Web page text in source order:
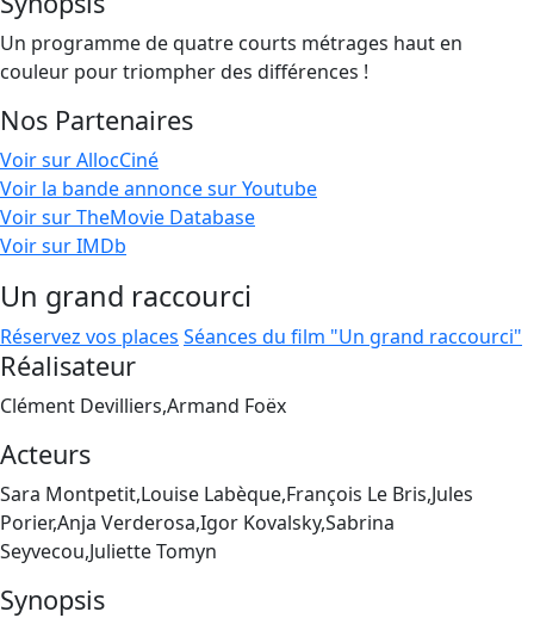
Un programme de quatre courts métrages haut en
couleur pour triompher des différences !
Nos Partenaires
Voir sur AllocCiné
Voir la bande annonce sur Youtube
Voir sur TheMovie Database
Voir sur IMDb
Un grand raccourci
Réservez vos places Séances du film "Un grand raccourci"
Réalisateur
Clément Devilliers,Armand Foëx
Acteurs
Sara Montpetit,Louise Labèque,François Le Bris,Jules
Porier,Anja Verderosa,Igor Kovalsky,Sabrina
Seyvecou,Juliette Tomyn
Synopsis